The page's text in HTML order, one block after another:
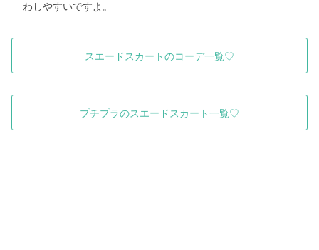
わしやすいですよ。
スエードスカートのコーデ一覧♡
プチプラのスエードスカート一覧♡